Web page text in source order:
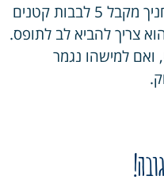
משחקים תופסת לבבות: כל חניך מקבל 5 לבבות קטנים
צריך להביא לב לתופס.
למישהו נגמר